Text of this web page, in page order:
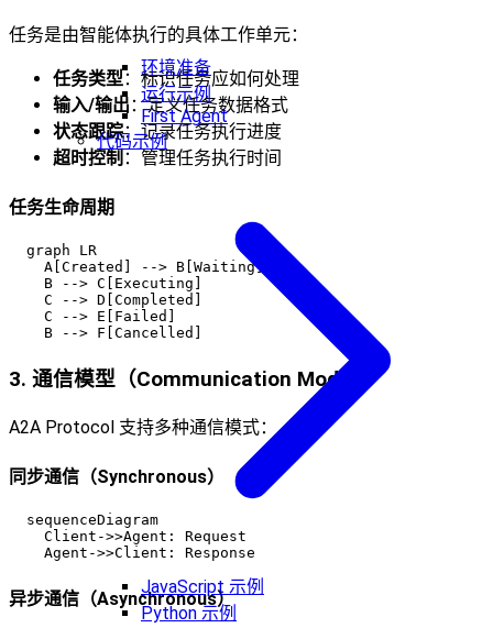
环境准备
运行示例
First Agent
代码示例
JavaScript 示例
Python 示例
任务是由智能体执行的具体工作单元：
任务类型 ：标识任务应如何处理
输入/输出 ：定义任务数据格式
状态跟踪：记录任务执行进度
超时控制 ：管理任务执行时间
任务生命周期
  graph LR
    A[Created] --> B[Waiting]
    B --> C[Executing]
    C --> D[Completed]
    C --> E[Failed]
3. 通信模型（Communication Model）
A2A Protocol 支持多种通信模式：
同步通信（Synchronous）
  sequenceDiagram
    Client->>Agent: Request
异步通信（Asynchronous）